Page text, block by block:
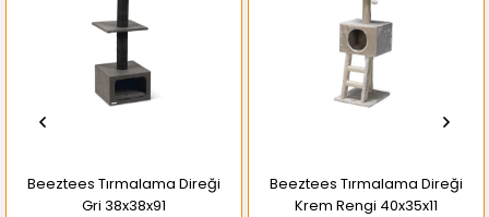
Beeztees Tırmalama Direği
Gri 38x38x91
Beeztees Tırmalama Direği
Krem Rengi 40x35x11